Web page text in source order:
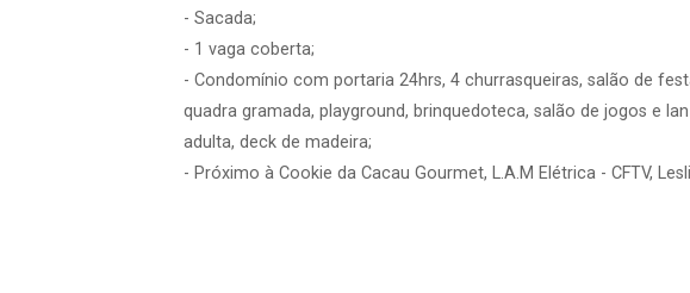
- Sacada;
- 1 vaga coberta;
- Condomínio com portaria 24hrs, 4 churrasqueiras, salão de
quadra gramada, playground, brinquedoteca, salão de jogos e
adulta, deck de madeira;
- Próximo à Cookie da Cacau Gourmet, L.A.M Elétrica - CFTV,